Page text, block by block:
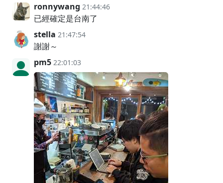
ronnywang 21:44:46
已經確定是台南了
stella 21:47:54
謝謝～
pm5 22:01:03